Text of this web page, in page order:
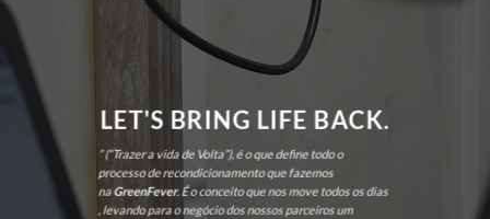
LET'S BRING LIFE BACK.
” (“Trazer a vida de Volta”), é o que define todo o
processo de recondicionamento que fazemos
naGreenFever. É o conceito que nos move todos os dias
, levando para o negócio dos nossos parceiros um